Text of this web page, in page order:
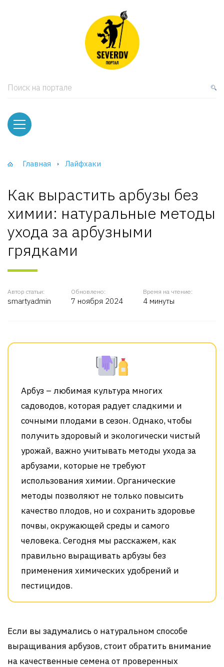
Поиск на портале
Главная Лайфхаки
Как вырастить арбузы без
химии: натуральные методы
ухода за арбузными
грядками
Автор статьи:
smartyadmin
Обновлено:
7 ноября 2024
Время на чтение:
4 минуты
Арбуз – любимая культура многих
садоводов, которая радует сладкими и
сочными плодами в сезон. Однако, чтобы
получить здоровый и экологически чистый
урожай, важно учитывать методы ухода за
арбузами, которые не требуют
использования химии. Органические
методы позволяют не только повысить
качество плодов, но и сохранить здоровье
почвы, окружающей среды и самого
человека. Сегодня мы расскажем, как
правильно выращивать арбузы без
применения химических удобрений и
пестицидов.
Если вы задумались о натуральном способе
выращивания арбузов, стоит обратить внимание
на качественные семена от проверенных
и тумбы